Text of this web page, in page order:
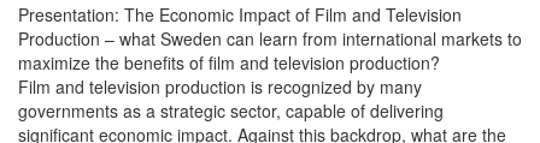
Presentation: The Economic Impact of Film and Television
Production – what Sweden can learn from international markets to
maximize the benefits of film and television production?
Film and television production is recognized by many
governments as a strategic sector, capable of delivering
significant economic impact. Against this backdrop, what are the